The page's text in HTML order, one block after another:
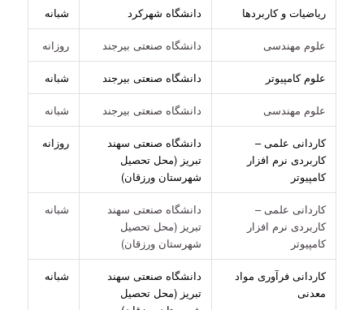
ریاضیات و کاربردها دانشگاه شهرکرد شبانه
علوم مهندسی دانشگاه صنعتی بیرجند روزانه
علوم کامپیوتر دانشگاه صنعتی بیرجند شبانه
علوم مهندسی دانشگاه صنعتی بیرجند شبانه
کاردانی علمی –
کاربردی نرم افزار
کامپیوتر
دانشگاه صنعتی سهند
تبریز (محل تحصیل
شهرستان ورزقان)
روزانه
کاردانی علمی –
کاربردی نرم افزار
کامپیوتر
دانشگاه صنعتی سهند
تبریز (محل تحصیل
شهرستان ورزقان)
شبانه
کاردانی فرآوری مواد
معدنی
دانشگاه صنعتی سهند
تبریز (محل تحصیل
شبانه